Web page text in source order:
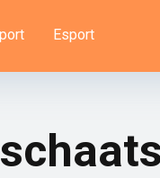
Esport